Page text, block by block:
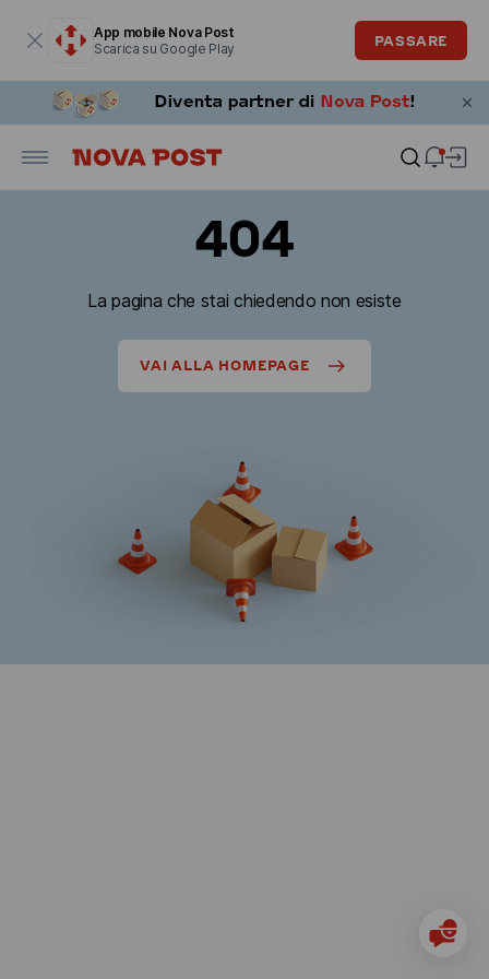
App mobile Nova Post
Scarica su Google Play
PASSARE
404
La pagina che stai chiedendo non esiste
VAI ALLA HOMEPAGE